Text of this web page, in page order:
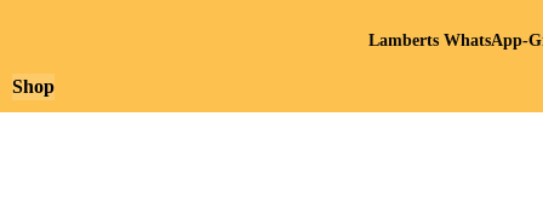
Shop
Lamberts WhatsApp-